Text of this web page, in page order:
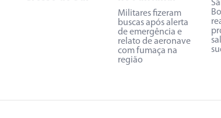
Militares fizeram
buscas após alerta
de emergência e
relato de aeronave
com fumaça na
região